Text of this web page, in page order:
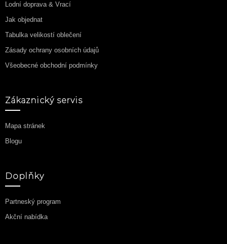
Lodní doprava & Vrací
Jak objednat
Tabulka velikostí oblečení
Zásady ochrany osobních údajů
Všeobecné obchodní podmínky
Zákaznický servis
Mapa stránek
Blogu
Doplňky
Partneský program
Akční nabídka